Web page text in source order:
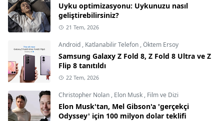
Uyku optimizasyonu: Uykunuzu nasıl
geliştirebilirsiniz?
21 Tem, 2026
Android , Katlanabilir Telefon ,Öktem Ersoy
Samsung Galaxy Z Fold 8, Z Fold 8 Ultra ve Z
Flip 8 tanıtıldı
22 Tem, 2026
Christopher Nolan , Elon Musk , Film ve Dizi
Elon Musk'tan, Mel Gibson'a 'gerçekçi
Odyssey' için 100 milyon dolar teklifi